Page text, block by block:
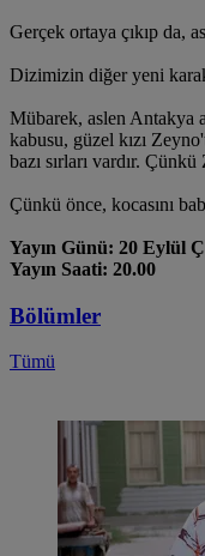
Gerçek ortaya çıkıp da,
Dizimizin diğer yeni
Mübarek, aslen Antakya
kabusu, güzel kızı
bazı sırları vardır.
Çünkü önce, kocasını
Yayın Günü: 20 Eylül
Yayın Saati: 20.00
Bölümler
Tümü